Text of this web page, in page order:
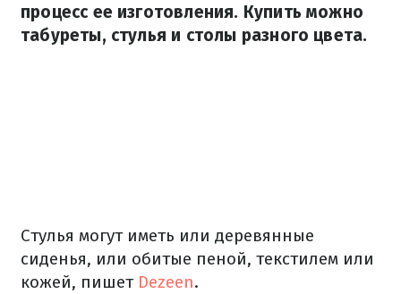
процесс ее изготовления. Купить можно
табуреты, стулья и столы разного цвета.
Стулья могут иметь или деревянные
сиденья, или обитые пеной, текстилем или
кожей, пишет Dezeen.